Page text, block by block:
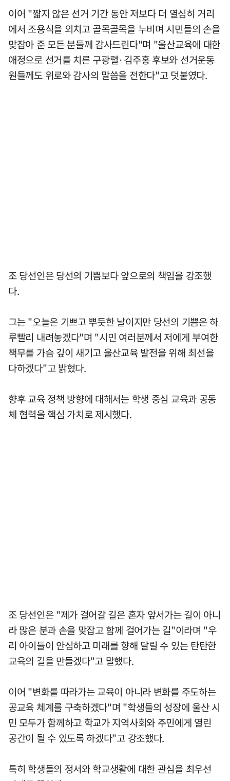
이어 "짧지 않은 선거 기간 동안 저보다 더 열심히 거리
에서 조용식을 외치고 골목골목을 누비며 시민들의 손을
맞잡아 준 모든 분들께 감사드린다"며 "울산교육에 대한
애정으로 선거를 치른 구광렬·김주홍 후보와 선거운동
원들께도 위로와 감사의 말씀을 전한다"고 덧붙였다.
조 당선인은 당선의 기쁨보다 앞으로의 책임을 강조했
다.
그는 "오늘은 기쁘고 뿌듯한 날이지만 당선의 기쁨은 하
루빨리 내려놓겠다"며 "시민 여러분께서 저에게 부여한
책무를 가슴 깊이 새기고 울산교육 발전을 위해 최선을
다하겠다"고 밝혔다.
향후 교육 정책 방향에 대해서는 학생 중심 교육과 공동
체 협력을 핵심 가치로 제시했다.
조 당선인은 "제가 걸어갈 길은 혼자 앞서가는 길이 아니
라 많은 분과 손을 맞잡고 함께 걸어가는 길"이라며 "우
리 아이들이 안심하고 미래를 향해 달릴 수 있는 탄탄한
교육의 길을 만들겠다"고 말했다.
이어 "변화를 따라가는 교육이 아니라 변화를 주도하는
공교육 체계를 구축하겠다"며 "학생들의 성장에 울산 시
민 모두가 함께하고 학교가 지역사회와 주민에게 열린
공간이 될 수 있도록 하겠다"고 강조했다.
특히 학생들의 정서와 학교생활에 대한 관심을 최우선